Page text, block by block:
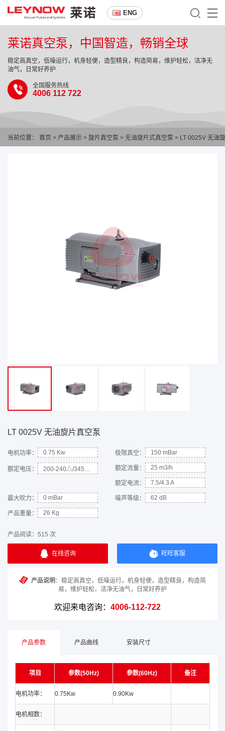
ENG
莱诺真空泵，中国智造，畅销全球
稳定高真空，低噪运行，机身轻便，造型精良，构造简易，维护轻松，洁净无
油气，日常好养护
全国服务热线
4006 112 722
当前位置： 首页 > 产品展示 > 旋片真空泵 > 无油旋片式真空泵 > LT 0025V 无油
LT 0025V 无油旋片真空泵
电机功率： 0.75 Kw 极限真空： 150 mBar
额定电压： 额定流量： 25 m3/h
额定电流： 7.5/4.3 A
最大吹力： 0 mBar 噪声等级： 62 dB
产品重量： 26 Kg
产品阅读： 515 次
在线咨询 旺旺客服
产品说明 ：稳定高真空，低噪运行，机身轻便，造型精良，构造简
易，维护轻松，洁净无油气，日常好养护
欢迎来电咨询： 4006-112-722
产品参数 产品曲线 安装尺寸
项目 参数(50Hz) 参数(60Hz) 备注
电机功率： 0.75Kw 0.90Kw
电机相数：